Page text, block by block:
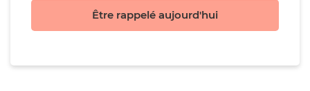
Être rappelé aujourd'hui